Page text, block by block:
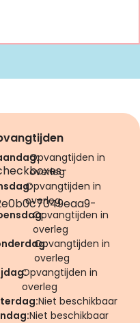
Opvangtijden in
overleg
Opvangtijden in
overleg
Opvangtijden in
overleg
Opvangtijden in
overleg
Opvangtijden in
overleg
Niet beschikbaar
Niet beschikbaar